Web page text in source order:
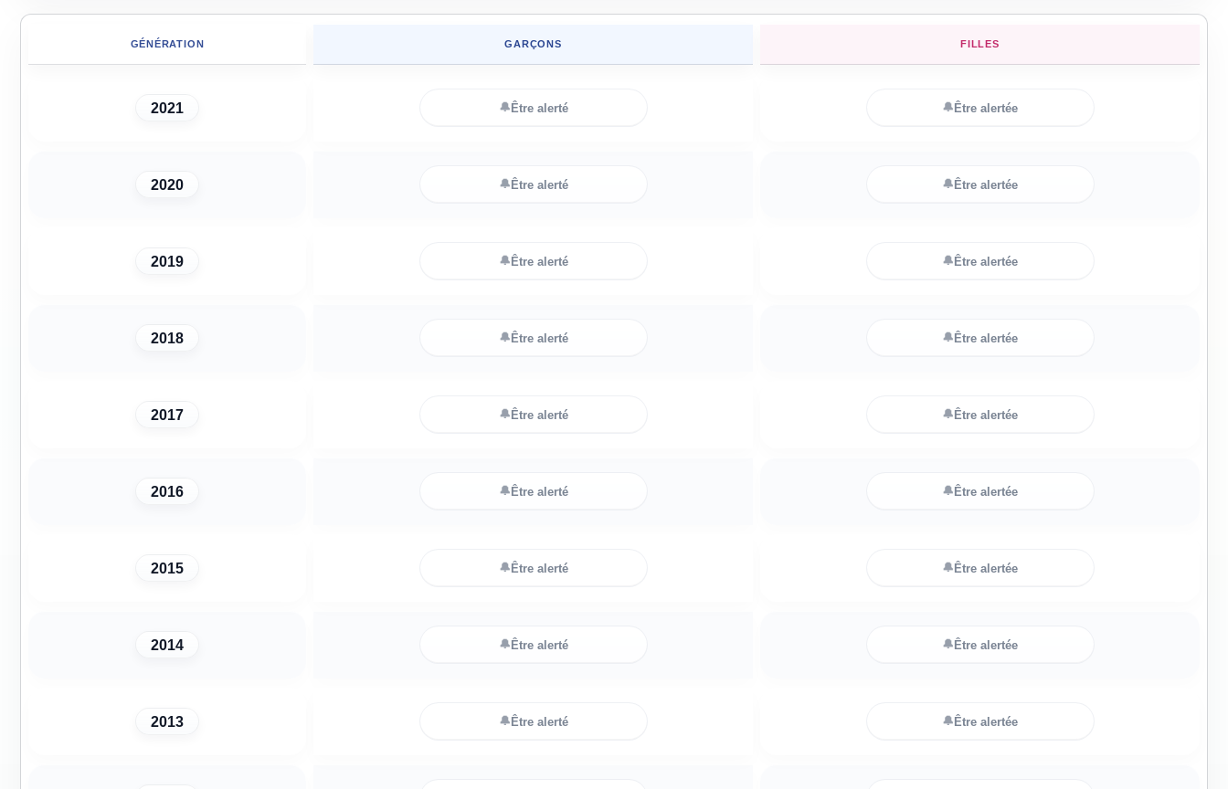
GÉNÉRATION GARÇONS FILLES
2021 🔔Être alerté 🔔Être alertée
2020 🔔Être alerté 🔔Être alertée
2019 🔔Être alerté 🔔Être alertée
2018 🔔Être alerté 🔔Être alertée
2017 🔔Être alerté 🔔Être alertée
2016 🔔Être alerté 🔔Être alertée
2015 🔔Être alerté 🔔Être alertée
2014 🔔Être alerté 🔔Être alertée
2013 🔔Être alerté 🔔Être alertée